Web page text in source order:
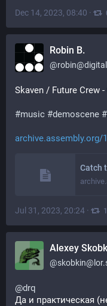
Dec 14, 2023, 08:40 ·
Robin B.
@
Skaven / Future Crew
#music #demoscene #
archive.assembly.org/
Catch
Jul 31, 2023, 20:24 · 1
Alexey
@
@drq
Да и практическая